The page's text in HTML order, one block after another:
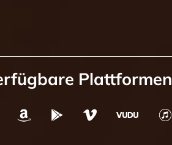
Plattformen